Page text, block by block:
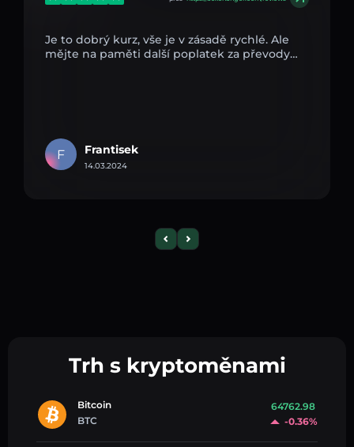
Je to dobrý kurz, vše je v zásadě rychlé. Ale
mějte na paměti další poplatek za převody…
F Frantisek
14.03.2024
Trh s kryptoměnami
Bitcoin
BTC
64762.98
-0.36%